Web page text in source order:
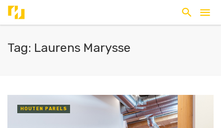
Tag: Laurens Marysse
HOUTEN PARELS